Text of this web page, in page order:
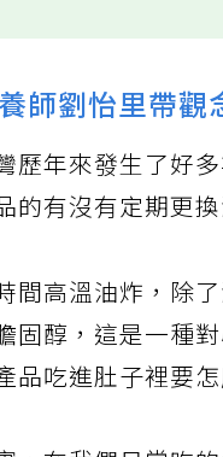
師劉怡里帶觀
歷年來發生了好
的有沒有定期更
間高溫油炸，除
固醇，這是一種
品吃進肚子裡要